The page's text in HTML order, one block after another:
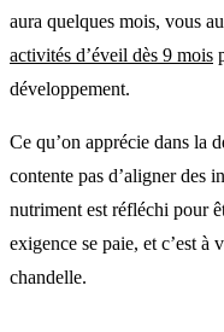
aura quelques mois, vous
activités d’éveil dès 9 mois
développement.
Ce qu’on apprécie dans la
contente pas d’aligner des
nutriment est réfléchi pour
exigence se paie, et c’est à
chandelle.